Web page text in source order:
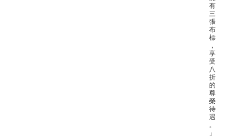
有
三
張
布
標
，
享
受
八
折
的
尊
榮
待
遇
。
」